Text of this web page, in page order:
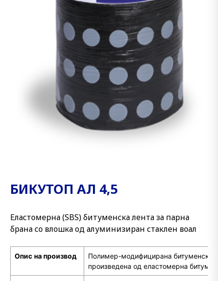
БИКУТОП АЛ 4,5
Eластомерна (SBS) битуменска лента за парна
брана со влошка од алуминизиран стаклен воал
Опис на производ
Полимер-модифицирана битуменска
произведена од еластомерна